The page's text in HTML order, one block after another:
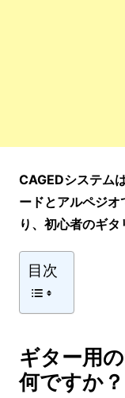
CAGEDシステム
ードとアルペジ
り、初心者のギタ
目次
ギター用
何ですか？